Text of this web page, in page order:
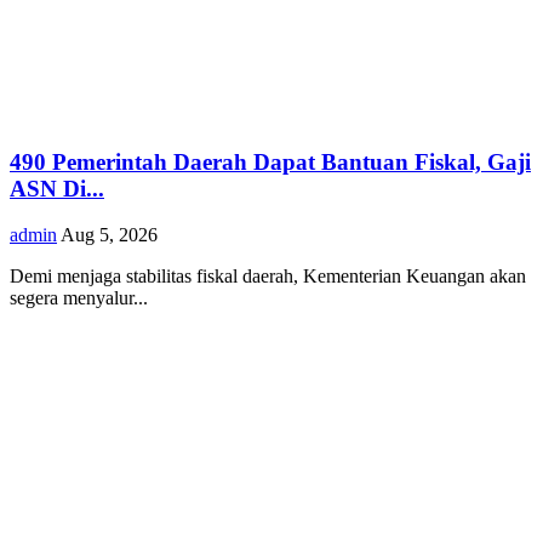
490 Pemerintah Daerah Dapat Bantuan Fiskal, Gaji
ASN Di...
admin Aug 5, 2026
Demi menjaga stabilitas fiskal daerah, Kementerian Keuangan akan
segera menyalur...